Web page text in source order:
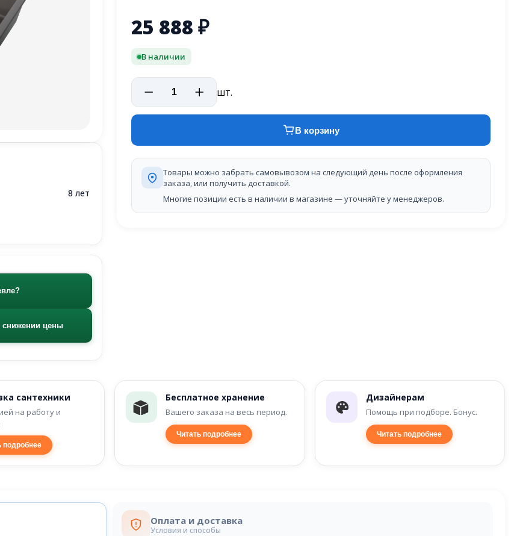
8 лет
цены
25 888 ₽
В наличии
шт.
В корзину
Товары можно забрать самовывозом на следующий день после оформления
заказа, или получить доставкой.
Многие позиции есть в наличии в магазине — уточняйте у менеджеров.
сантехники
на работу и
подробнее
Бесплатное хранение
Вашего заказа на весь период.
Читать подробнее
Дизайнерам
Помощь при подборе. Бонус.
Читать подробнее
Оплата и доставка
Условия и способы